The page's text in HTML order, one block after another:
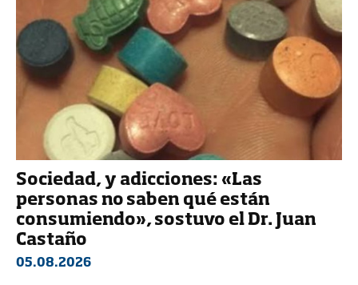
Sociedad, y adicciones: «Las
personas no saben qué están
consumiendo», sostuvo el Dr. Juan
Castaño
05.08.2026